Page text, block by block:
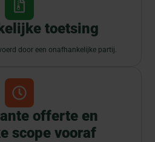
toetsing
door een onafhankelijke partij.
offerte en
scope vooraf